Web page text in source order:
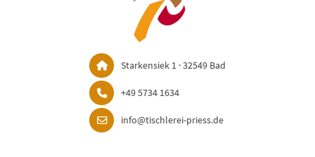
Starkensiek 1 · 32549 Bad
+49 5734 1634
info@tischlerei-priess.de